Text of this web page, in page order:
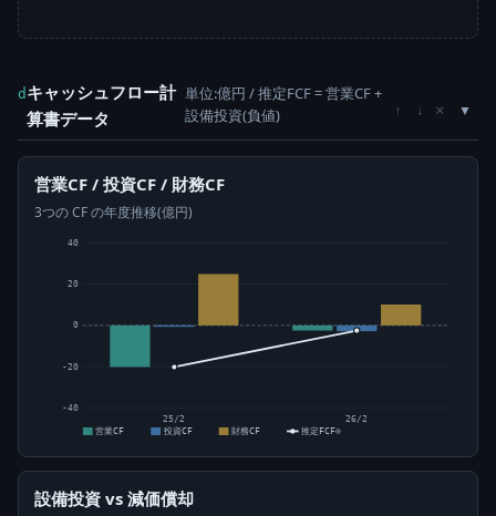
d キャッシュフロー計
算書データ
単位:億円 / 推定FCF = 営業CF +
設備投資(負値)
↑ ↓ ×
営業CF / 投資CF / 財務CF
3つの CF の年度推移(億円)
-40
-20
0
20
40
25/2
26/2
営業CF
投資CF 財務CF 推定FCF⊙
設備投資 vs 減価償却